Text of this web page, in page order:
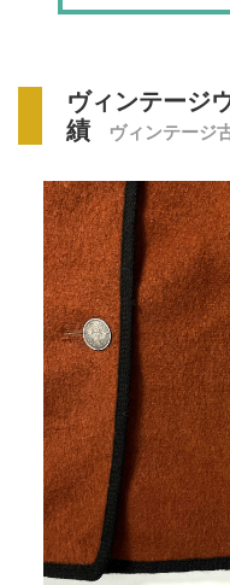
ヴィンテージ
績
ヴィンテージ